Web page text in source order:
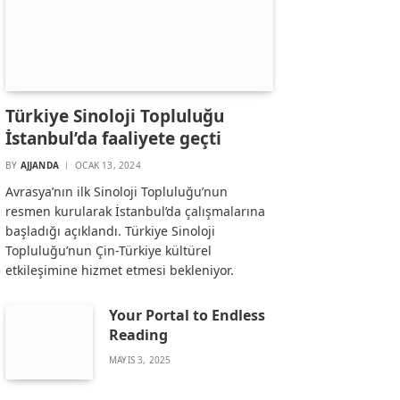
Türkiye Sinoloji Topluluğu
İstanbul’da faaliyete geçti
BY AJJANDA OCAK 13, 2024
Avrasya’nın ilk Sinoloji Topluluğu’nun
resmen kurularak İstanbul’da çalışmalarına
başladığı açıklandı. Türkiye Sinoloji
Topluluğu’nun Çin-Türkiye kültürel
etkileşimine hizmet etmesi bekleniyor.
Your Portal to Endless
Reading
MAYIS 3, 2025